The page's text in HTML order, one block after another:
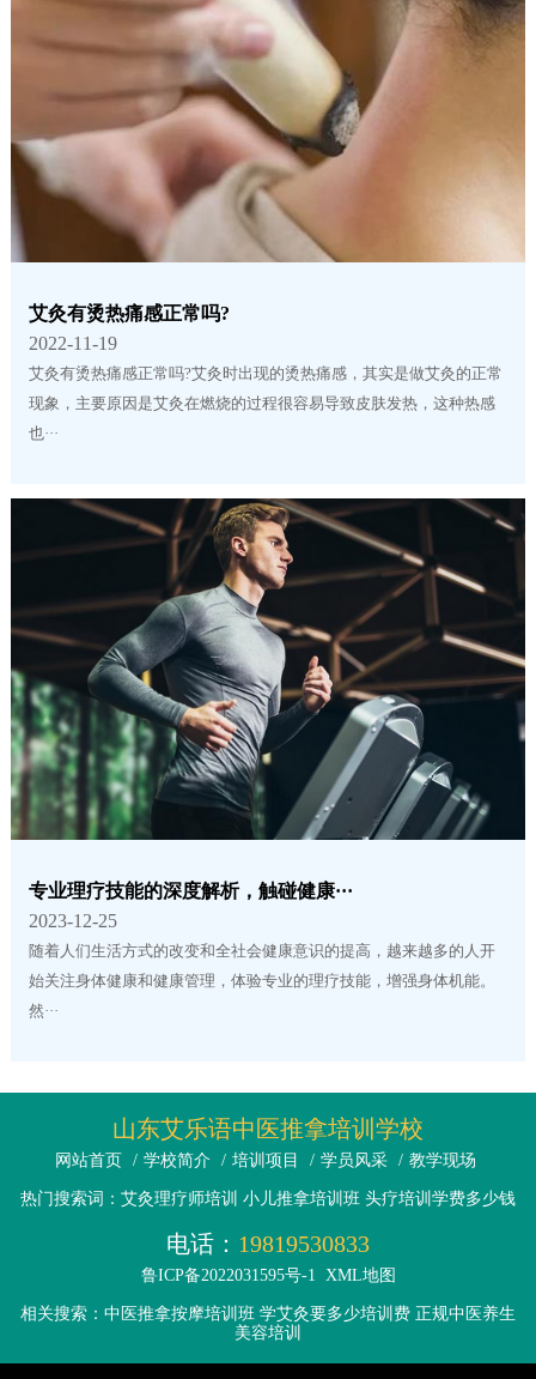
艾灸有烫热痛感正常吗?
2022-11-19
艾灸有烫热痛感正常吗?艾灸时出现的烫热痛感，其实是做艾灸的正常
现象，主要原因是艾灸在燃烧的过程很容易导致皮肤发热，这种热感
也···
专业理疗技能的深度解析，触碰健康···
2023-12-25
随着人们生活方式的改变和全社会健康意识的提高，越来越多的人开
始关注身体健康和健康管理，体验专业的理疗技能，增强身体机能。
然···
山东艾乐语中医推拿培训学校
网站首页 / 学校简介 / 培训项目 / 学员风采 / 教学现场
热门搜索词：艾灸理疗师培训 小儿推拿培训班 头疗培训学费多少钱
电话： 19819530833
鲁ICP备2022031595号-1 XML地图
相关搜索：中医推拿按摩培训班 学艾灸要多少培训费 正规中医养生
美容培训